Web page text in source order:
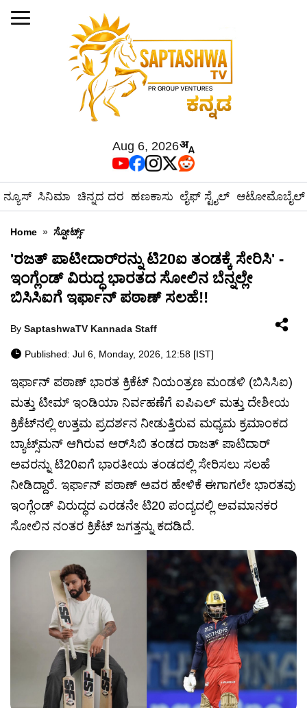
Aug 6, 2026
ನ್ಯೂಸ್ ಸಿನಿಮಾ ಚಿನ್ನದ ದರ ಹಣಕಾಸು ಲೈಫ್ ಸ್ಟೈಲ್ ಆಟೋಮೊಬೈಲ್
Home » ಸ್ಪೋರ್ಟ್ಸ್
'ರಜತ್ ಪಾಟೀದಾರ್‌ರನ್ನು ಟಿ20ಐ ತಂಡಕ್ಕೆ ಸೇರಿಸಿ' -
ಇಂಗ್ಲೆಂಡ್ ವಿರುದ್ಧ ಭಾರತದ ಸೋಲಿನ ಬೆನ್ನಲ್ಲೇ
ಬಿಸಿಸಿಐಗೆ ಇರ್ಫಾನ್ ಪಠಾಣ್ ಸಲಹೆ!!
By SaptashwaTV Kannada Staff
Published: Jul 6, Monday, 2026, 12:58 [IST]
ಇರ್ಫಾನ್ ಪಠಾಣ್ ಭಾರತ ಕ್ರಿಕೆಟ್ ನಿಯಂತ್ರಣ ಮಂಡಳಿ (ಬಿಸಿಸಿಐ)
ಮತ್ತು ಟೀಮ್ ಇಂಡಿಯಾ ನಿರ್ವಹಣೆಗೆ ಐಪಿಎಲ್ ಮತ್ತು ದೇಶೀಯ
ಕ್ರಿಕೆಟ್‌ನಲ್ಲಿ ಉತ್ತಮ ಪ್ರದರ್ಶನ ನೀಡುತ್ತಿರುವ ಮಧ್ಯಮ ಕ್ರಮಾಂಕದ
ಬ್ಯಾಟ್ಸ್‌ಮನ್ ಆಗಿರುವ ಆರ್‌ಸಿಬಿ ತಂಡದ ರಾಜತ್ ಪಾಟಿದಾರ್
ಅವರನ್ನು ಟಿ20ಐಗೆ ಭಾರತೀಯ ತಂಡದಲ್ಲಿ ಸೇರಿಸಲು ಸಲಹೆ
ನೀಡಿದ್ದಾರೆ. ಇರ್ಫಾನ್ ಪಠಾಣ್ ಅವರ ಹೇಳಿಕೆ ಈಗಾಗಲೇ ಭಾರತವು
ಇಂಗ್ಲೆಂಡ್ ವಿರುದ್ಧದ ಎರಡನೇ ಟಿ20 ಪಂದ್ಯದಲ್ಲಿ ಅವಮಾನಕರ
ಸೋಲಿನ ನಂತರ ಕ್ರಿಕೆಟ್ ಜಗತ್ತನ್ನು ಕದಡಿದೆ.